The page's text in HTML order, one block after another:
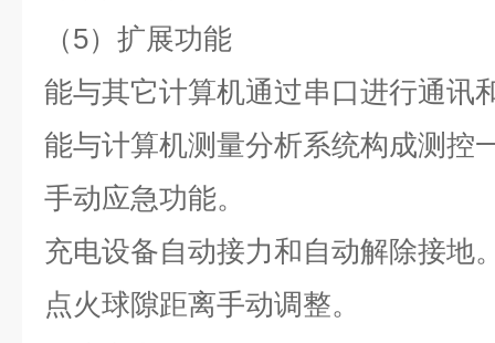
（5）扩展功能
能与其它计算机通过串口进行通讯
能与计算机测量分析系统构成测控
手动应急功能。
充电设备自动接力和自动解除接地
点火球隙距离手动调整。